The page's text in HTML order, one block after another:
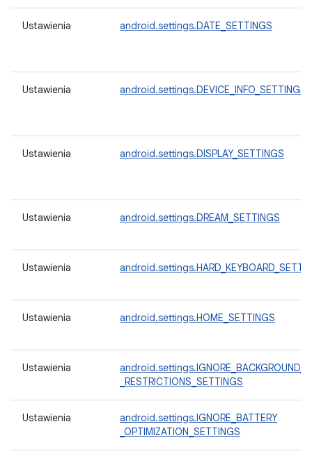
Ustawienia android.settings.DATE_SETTINGS
Ustawienia android.settings.DEVICE_INFO_SETTINGS
Ustawienia android.settings.DISPLAY_SETTINGS
Ustawienia android.settings.DREAM_SETTINGS
Ustawienia
Ustawienia android.settings.HOME_SETTINGS
Ustawienia
_RESTRICTIONS_SETTINGS
Ustawienia
android.settings.IGNORE_BATTERY
_OPTIMIZATION_SETTINGS